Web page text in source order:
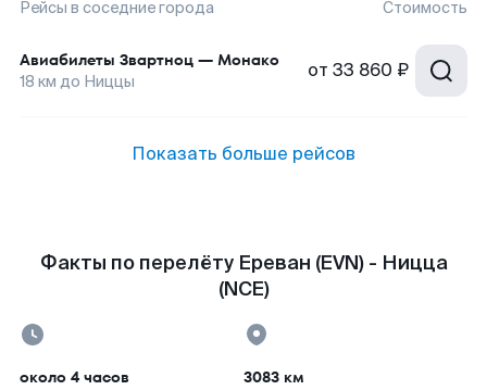
Рейсы в соседние города Стоимость
Авиабилеты Звартноц — Монако
18 км до Ниццы от 33 860 ₽
Показать больше рейсов
Факты по перелёту Ереван (EVN) - Ницца
(NCE)
около 4 часов 3083 км